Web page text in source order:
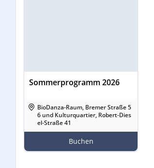
Sommerprogramm 2026
BioDanza-Raum, Bremer Straße 5
6 und Kulturquartier, Robert-Dies
el-Straße 41
Buchen